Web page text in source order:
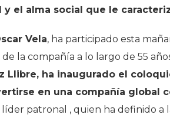
el alma social que le
Vela, ha participado esta
la compañía a lo largo de 55
Llibre, ha inaugurado el
en una compañía global
líder patronal , quien ha definido a